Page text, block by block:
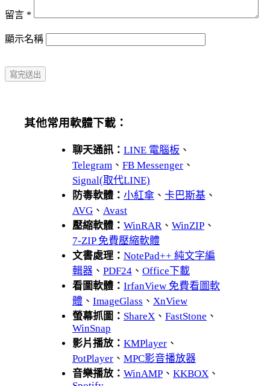
留言 *
顯示名稱
其他常用軟體下載：
聊天通訊： LINE 電腦板 、
Telegram 、 FB Messenger 、
Signal(取代LINE)
防毒軟體： 小紅傘 、 卡巴斯基 、
AVG 、 Avast
壓縮軟體： WinRAR、 WinZIP 、
7-ZIP 免費壓縮軟體
文書處理： NotePad++ 純文字編
輯器 、 PDF24 、 Office下載
看圖軟體： IrfanView 免費看圖軟
體 、 ImageGlass 、 XnView
螢幕抓圖： ShareX 、 FastStone 、
WinSnap
影片播放： KMPlayer 、
PotPlayer 、 MPC影音播放器
音樂播放： WinAMP 、 KKBOX 、